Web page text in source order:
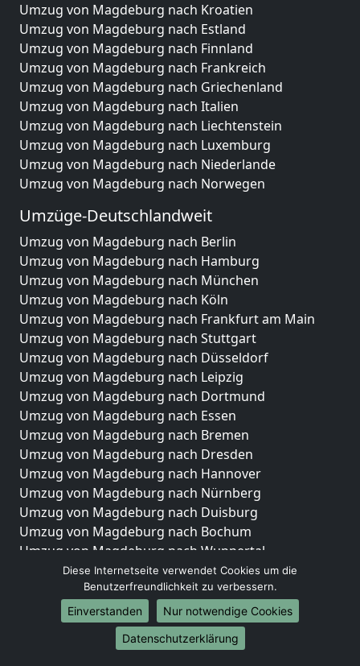
Umzug von Magdeburg nach Kroatien
Umzug von Magdeburg nach Estland
Umzug von Magdeburg nach Finnland
Umzug von Magdeburg nach Frankreich
Umzug von Magdeburg nach Griechenland
Umzug von Magdeburg nach Italien
Umzug von Magdeburg nach Liechtenstein
Umzug von Magdeburg nach Luxemburg
Umzug von Magdeburg nach Niederlande
Umzug von Magdeburg nach Norwegen
Umzüge-Deutschlandweit
Umzug von Magdeburg nach Berlin
Umzug von Magdeburg nach Hamburg
Umzug von Magdeburg nach München
Umzug von Magdeburg nach Köln
Umzug von Magdeburg nach Frankfurt am Main
Umzug von Magdeburg nach Stuttgart
Umzug von Magdeburg nach Düsseldorf
Umzug von Magdeburg nach Leipzig
Umzug von Magdeburg nach Dortmund
Umzug von Magdeburg nach Essen
Umzug von Magdeburg nach Bremen
Umzug von Magdeburg nach Dresden
Umzug von Magdeburg nach Hannover
Umzug von Magdeburg nach Nürnberg
Umzug von Magdeburg nach Duisburg
Umzug von Magdeburg nach Bochum
Umzug von Magdeburg nach Wuppertal
Umzug von Magdeburg nach Bielefeld
Umzug von Magdeburg nach Bonn
Umzug von Magdeburg nach Münster
Internationale-Umzüge
Diese Internetseite verwendet Cookies um die
Benutzerfreundlichkeit zu verbessern.
Einverstanden
Nur notwendige Cookies
Datenschutzerklärung